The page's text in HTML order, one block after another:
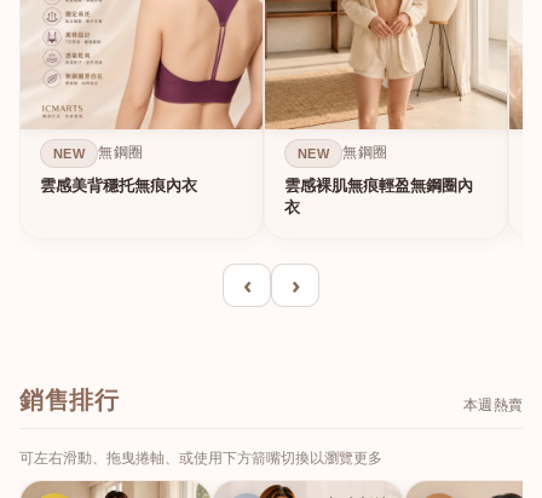
NEW 無鋼圈
雲感美背穩托無痕內衣
NEW 無鋼圈
雲感裸肌無痕輕盈無鋼圈內
衣
‹ ›
銷售排行 本週熱賣
可左右滑動、拖曳捲軸、或使用下方箭嘴切換以瀏覽更多